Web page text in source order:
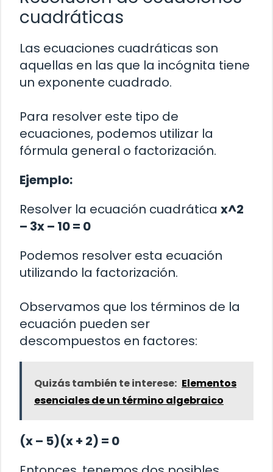
cuadráticas
Las ecuaciones cuadráticas son
aquellas en las que la incógnita tiene
un exponente cuadrado.
Para resolver este tipo de
ecuaciones, podemos utilizar la
fórmula general o factorización.
Ejemplo:
Resolver la ecuación cuadrática x^2
– 3x – 10 = 0
Podemos resolver esta ecuación
utilizando la factorización.
Observamos que los términos de la
ecuación pueden ser
descompuestos en factores:
Quizás también te interese: Elementos
esenciales de un término algebraico
(x – 5)(x + 2) = 0